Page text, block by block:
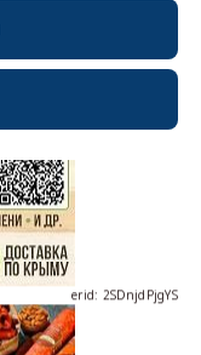
erid: 2SDnjdPjgYS